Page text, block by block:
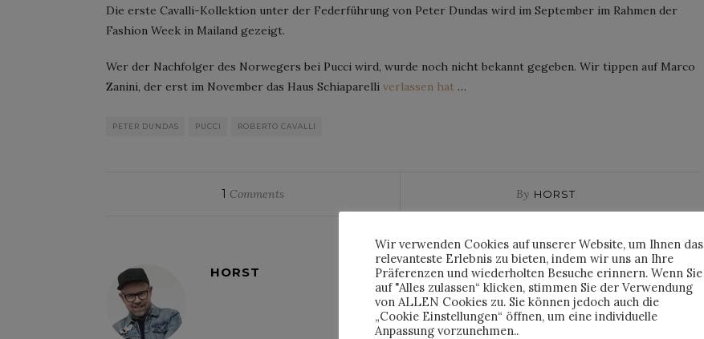
Die erste Cavalli-Kollektion unter der Federführung von Peter Dundas wird im September im Rahmen der
Fashion Week in Mailand gezeigt.
Wer der Nachfolger des Norwegers bei Pucci wird, wurde noch nicht bekannt gegeben. Wir tippen auf Marco
Zanini, der erst im November das Haus Schiaparelli verlassen hat …
PETER DUNDAS PUCCI ROBERTO CAVALLI
1 Comments By HORST
HORST
Wir verwenden Cookies auf unserer Website, um Ihnen das
relevanteste Erlebnis zu bieten, indem wir uns an Ihre
Präferenzen und wiederholten Besuche erinnern. Wenn Sie
auf "Alles zulassen“ klicken, stimmen Sie der Verwendung
von ALLEN Cookies zu. Sie können jedoch auch die
„Cookie Einstellungen“ öffnen, um eine individuelle
Anpassung vorzunehmen..